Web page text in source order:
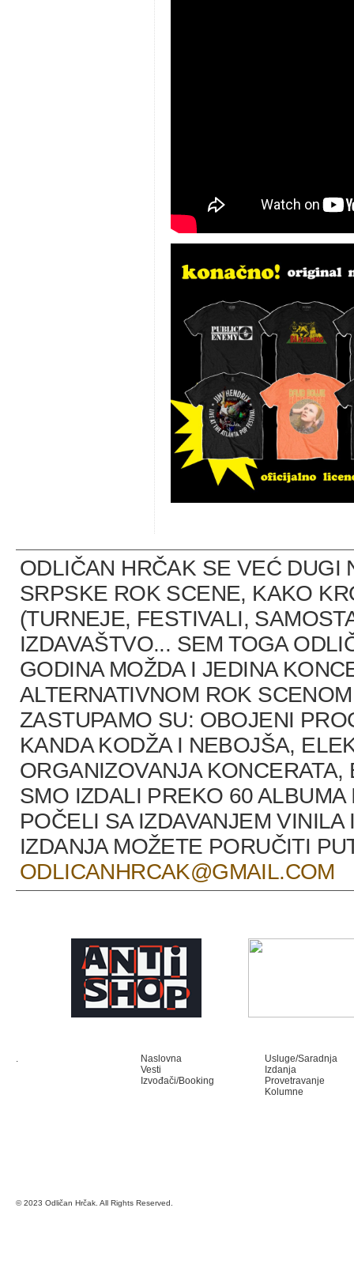
ODLIČAN HRČAK SE VEĆ DUGI
SRPSKE ROK SCENE, KAKO
(TURNEJE, FESTIVALI,
IZDAVAŠTVO... SEM TOGA
GODINA MOŽDA I JEDINA
ALTERNATIVNOM ROK
ZASTUPAMO SU: OBOJENI
KANDA KODŽA I NEBOJŠA,
ORGANIZOVANJA
SMO IZDALI PREKO 60
POČELI SA IZDAVANJEM
IZDANJA MOŽETE PORUČITI
ODLICANHRCAK@GMAIL.COM
Naslovna
Vesti
Izvođači/Booking
Usluge/Saradnja
Izdanja
Provetravanje
Kolumne
© 2023 Odličan Hrčak. All Rights Reserved.